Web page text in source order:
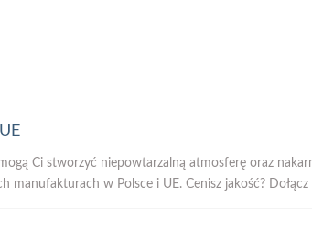
Ci stworzyć niepowtarzalną atmosferę oraz
manufakturach w Polsce i UE. Cenisz jakość? Dołącz